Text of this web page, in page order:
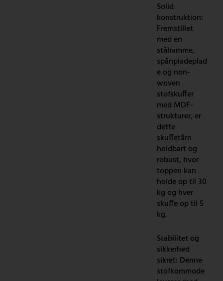
Solid
konstruktion:
Fremstillet
med en
stålramme,
spånpladeplad
e og non-
woven
stofskuffer
med MDF-
strukturer, er
dette
skuffetårn
holdbart og
robust, hvor
toppen kan
holde op til 30
kg og hver
skuffe op til 5
kg.
Stabilitet og
sikkerhed
sikret: Denne
stofkommode